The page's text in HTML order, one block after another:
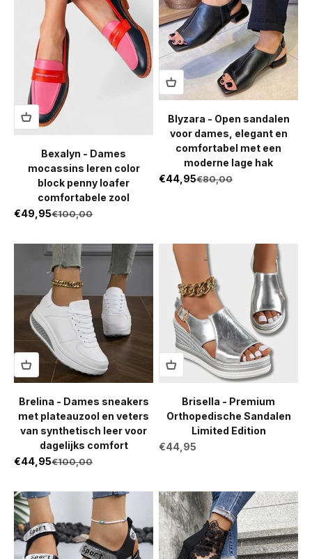
Bexalyn - Dames
mocassins leren color
block penny loafer
comfortabele zool
Aanbiedingsprijs
€49,95Normale prijs
€100,00
Blyzara - Open sandalen
voor dames, elegant en
comfortabel met een
moderne lage hak
Aanbiedingsprijs
€44,95Normale prijs
€80,00
Brelina - Dames sneakers
met plateauzool en veters
van synthetisch leer voor
dagelijks comfort
Aanbiedingsprijs
€44,95Normale prijs
€100,00
Brisella - Premium
Orthopedische Sandalen
Limited Edition
Aanbiedingsprijs
€44,95